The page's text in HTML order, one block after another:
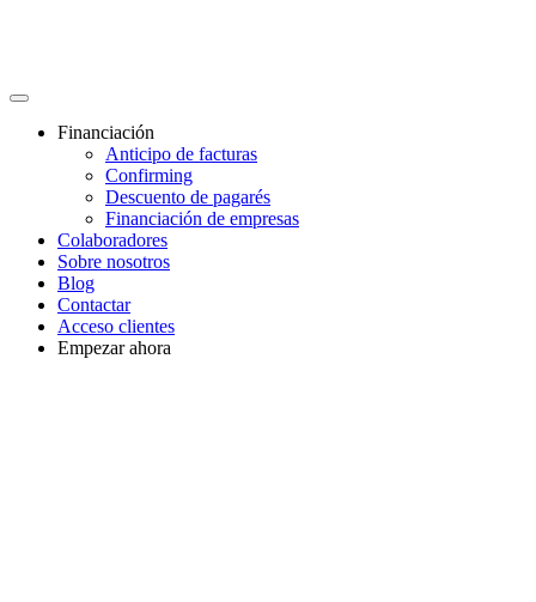
Financiación
Anticipo de facturas
Confirming
Descuento de pagarés
Financiación de empresas
Colaboradores
Sobre nosotros
Blog
Contactar
Acceso clientes
Empezar ahora